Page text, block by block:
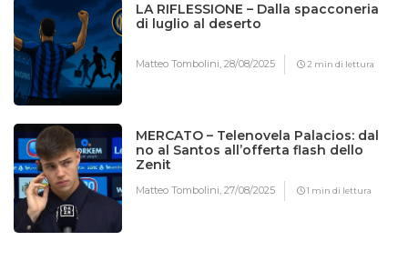
LA RIFLESSIONE – Dalla spacconeria
di luglio al deserto
Matteo Tombolini,28/08/2025 2 min di lettura
MERCATO – Telenovela Palacios: dal
no al Santos all’offerta flash dello
Zenit
Matteo Tombolini,27/08/2025 1 min di lettura